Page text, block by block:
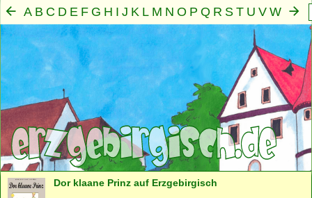
A B C D E F G H I J K L M N O P Q R S T U V W
X Y
Z
Mensch · Seele· Geist ·Familie ·Gemeinschaft
Dor klaane Prinz auf Erzgebirgisch